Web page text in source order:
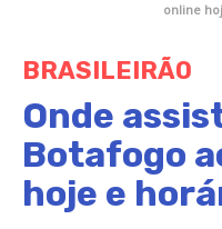
online
BRASILEIRÃO
Onde
Botafogo
hoje e